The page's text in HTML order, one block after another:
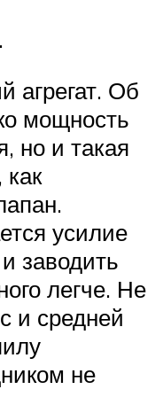
агрегат. Об
мощность
но и такая
как
усилие
заводить
легче. Не
и средней
не